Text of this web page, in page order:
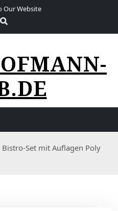
Our Website
Set mit Auflagen Poly